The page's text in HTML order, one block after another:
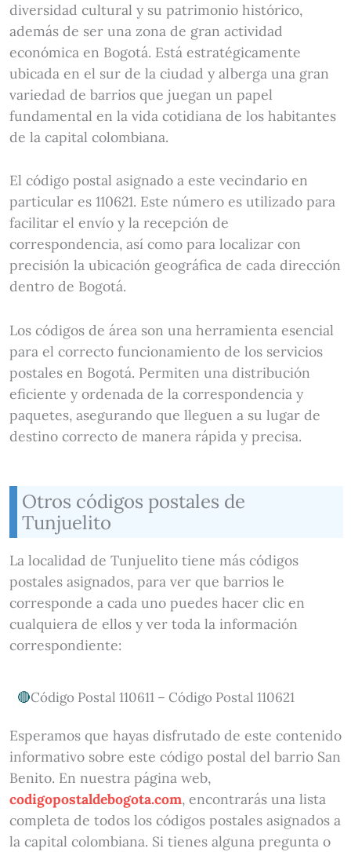
diversidad cultural y su patrimonio histórico,
además de ser una zona de gran actividad
económica en Bogotá. Está estratégicamente
ubicada en el sur de la ciudad y alberga una gran
variedad de barrios que juegan un papel
fundamental en la vida cotidiana de los habitantes
de la capital colombiana.
El código postal asignado a este vecindario en
particular es 110621. Este número es utilizado para
facilitar el envío y la recepción de
correspondencia, así como para localizar con
precisión la ubicación geográfica de cada dirección
dentro de Bogotá.
Los códigos de área son una herramienta esencial
para el correcto funcionamiento de los servicios
postales en Bogotá. Permiten una distribución
eficiente y ordenada de la correspondencia y
paquetes, asegurando que lleguen a su lugar de
destino correcto de manera rápida y precisa.
Otros códigos postales de
Tunjuelito
La localidad de Tunjuelito tiene más códigos
postales asignados, para ver que barrios le
corresponde a cada uno puedes hacer clic en
cualquiera de ellos y ver toda la información
correspondiente:
Código Postal 110611 – Código Postal 110621
Esperamos que hayas disfrutado de este contenido
informativo sobre este código postal del barrio San
Benito. En nuestra página web,
codigopostaldebogota.com, encontrarás una lista
completa de todos los códigos postales asignados a
la capital colombiana. Si tienes alguna pregunta o